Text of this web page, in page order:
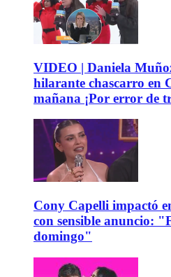
VIDEO | Daniela
hilarante chascarro en
mañana ¡Por error de
Cony Capelli impactó
con sensible anuncio:
domingo"